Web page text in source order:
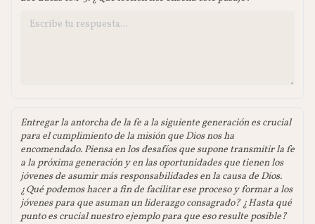
Entregar la antorcha de la fe a la siguiente generación es crucial
para el cumplimiento de la misión que Dios nos ha
encomendado. Piensa en los desafíos que supone transmitir la fe
a la próxima generación y en las oportunidades que tienen los
jóvenes de asumir más responsabilidades en la causa de Dios.
¿Qué podemos hacer a fin de facilitar ese proceso y formar a los
jóvenes para que asuman un liderazgo consagrado? ¿Hasta qué
punto es crucial nuestro ejemplo para que eso resulte posible?